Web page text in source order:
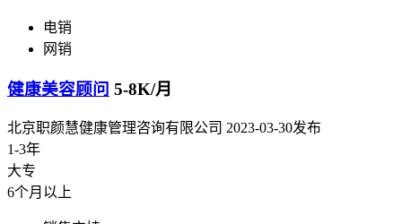
电销
网销
健康美容顾问 5-8K/月
北京职颜慧健康管理咨询有限公司 2023-03-30发布
1-3年
大专
6个月以上